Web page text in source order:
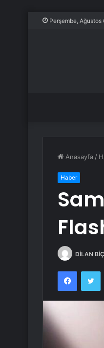
Perşembe, Ağustos
Anasayfa /
Haber
DİLAN